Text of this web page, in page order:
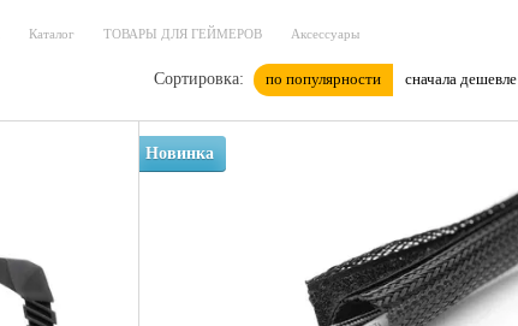
Каталог ТОВАРЫ ДЛЯ ГЕЙМЕРОВ Аксессуары
Сортировка: по популярности сначала дешевле
Новинка